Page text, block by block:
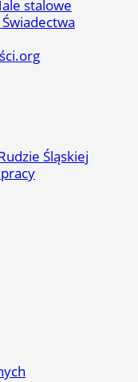
stalowe
Śląskiej